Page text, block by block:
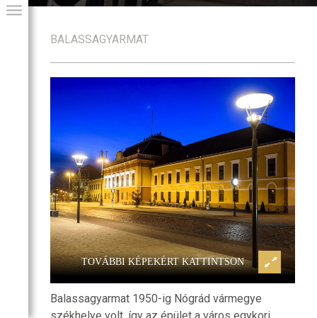
PROGRAM
BALASSAGYARMAT
TOVÁBBI KÉPEKÉRT KATTINTSON
Balassagyarmat,
Balassagyarmat 1950-ig Nógrád vármegye